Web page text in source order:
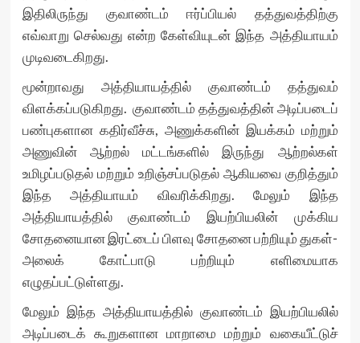
இதிலிருந்து குவாண்டம் ஈர்ப்பியல் தத்துவத்திற்கு
எவ்வாறு செல்வது என்ற கேள்வியுடன் இந்த அத்தியாயம்
முடிவடைகிறது.
மூன்றாவது அத்தியாயத்தில் குவாண்டம் தத்துவம்
விளக்கப்படுகிறது. குவாண்டம் தத்துவத்தின் அடிப்படைப்
பண்புகளான கதிர்வீச்சு, அணுக்களின் இயக்கம் மற்றும்
அணுவின் ஆற்றல் மட்டங்களில் இருந்து ஆற்றல்கள்
உமிழப்படுதல் மற்றும் உறிஞ்சப்படுதல் ஆகியவை குறித்தும்
இந்த அத்தியாயம் விவரிக்கிறது. மேலும் இந்த
அத்தியாயத்தில் குவாண்டம் இயற்பியலின் முக்கிய
சோதனையான இரட்டைப் பிளவு சோதனை பற்றியும் துகள்-
அலைக் கோட்பாடு பற்றியும் எளிமையாக
எழுதப்பட்டுள்ளது.
மேலும் இந்த அத்தியாயத்தில் குவாண்டம் இயற்பியலில்
அடிப்படைக் கூறுகளான மாறாமை மற்றும் வகையீட்டுச்